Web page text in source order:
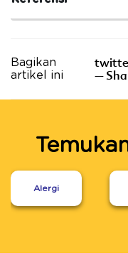
Bagikan
artikel ini
–
Alergi